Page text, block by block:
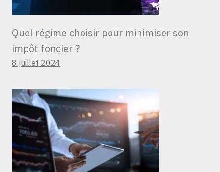
Quel régime choisir pour minimiser son
impôt foncier ?
8 juillet 2024